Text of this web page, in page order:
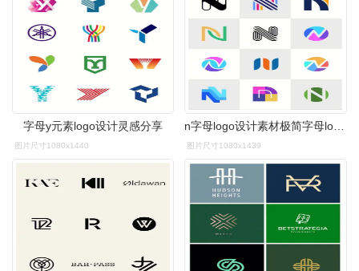
字母y元素logo设计灵感分享
图片尺寸1080x1440
n字母logo设计素材极简字母logo设计系列
图片尺寸1080x1439